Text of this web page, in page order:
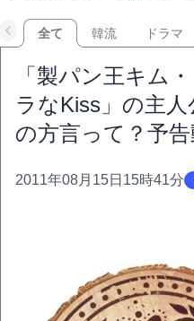
全て 韓流 ドラマ
「製パン王キム
ラなKiss」の主
の方言って？予
2011年08月15日15時41分